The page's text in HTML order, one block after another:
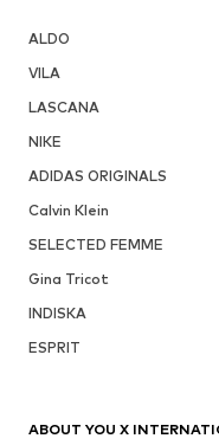
ALDO
VILA
LASCANA
NIKE
ADIDAS ORIGINALS
Calvin Klein
SELECTED FEMME
Gina Tricot
INDISKA
ESPRIT
ABOUT YOU X